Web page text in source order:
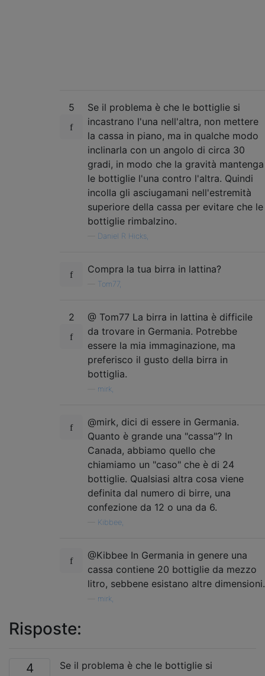
5
Se il problema è che le bottiglie si
incastrano l'una nell'altra, non mettere
la cassa in piano, ma in qualche modo
inclinarla con un angolo di circa 30
gradi, in modo che la gravità mantenga
le bottiglie l'una contro l'altra. Quindi
incolla gli asciugamani nell'estremità
superiore della cassa per evitare che le
bottiglie rimbalzino.
Daniel R Hicks,
Compra la tua birra in lattina?
Tom77,
2
@ Tom77 La birra in lattina è difficile
da trovare in Germania. Potrebbe
essere la mia immaginazione, ma
preferisco il gusto della birra in
bottiglia.
mirk,
@mirk, dici di essere in Germania.
Quanto è grande una "cassa"? In
Canada, abbiamo quello che
chiamiamo un "caso" che è di 24
bottiglie. Qualsiasi altra cosa viene
definita dal numero di birre, una
confezione da 12 o una da 6.
Kibbee,
@Kibbee In Germania in genere una
cassa contiene 20 bottiglie da mezzo
litro, sebbene esistano altre dimensioni.
mirk,
Risposte:
4
Se il problema è che le bottiglie si